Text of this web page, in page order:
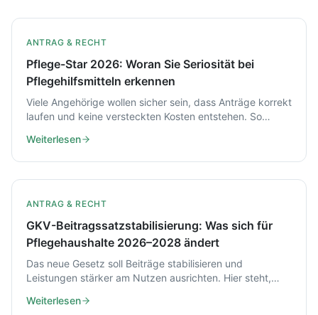
ANTRAG & RECHT
Pflege-Star 2026: Woran Sie Seriosität bei
Pflegehilfsmitteln erkennen
Viele Angehörige wollen sicher sein, dass Anträge korrekt
laufen und keine versteckten Kosten entstehen. So
seriös und GKV-nah arbeitet.
Weiterlesen
ANTRAG & RECHT
GKV-Beitragssatzstabilisierung: Was sich für
Pflegehaushalte 2026–2028 ändert
Das neue Gesetz soll Beiträge stabilisieren und
Leistungen stärker am Nutzen ausrichten. Hier steht,
und Pflegehaushalte bedeutet.
Weiterlesen